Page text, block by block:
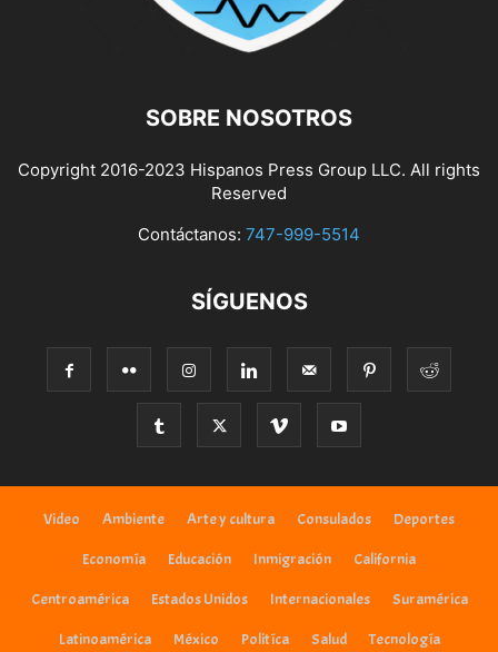
SOBRE NOSOTROS
Copyright 2016-2023 Hispanos Press Group LLC. All rights
Reserved
Contáctanos: 747-999-5514
SÍGUENOS
Video Ambiente Arte y cultura Consulados Deportes
Economía Educación Inmigración California
Centroamérica Estados Unidos Internacionales Suramérica
Latinoamérica México Politíca Salud Tecnología